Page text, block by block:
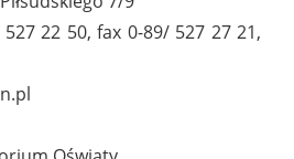
22 50, fax 0-89/ 527 27 21,